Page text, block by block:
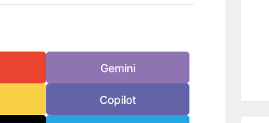
Gemini
Copilot